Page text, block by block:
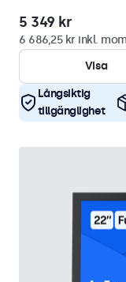
5 349 kr
6 686,25 kr inkl.
Visa
Långsiktig
tillgänglighet